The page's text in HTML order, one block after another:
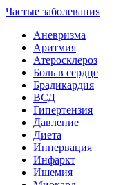
Частые заболевания
Аневризма
Аритмия
Атеросклероз
Боль в сердце
Брадикардия
ВСД
Гипертензия
Давление
Диета
Иннервация
Инфаркт
Ишемия